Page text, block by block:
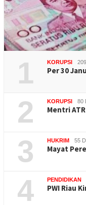
1 KORUPSI
Per 30
2 KORUPSI 80
Mentri
3 HUKRIM 55
Mayat
4 PENDIDIKAN
PWI Riau